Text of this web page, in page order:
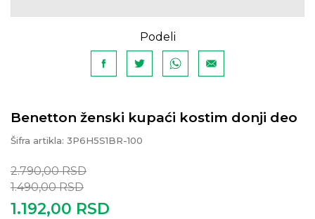
Podeli
Benetton ženski kupaći kostim donji deo
Šifra artikla: 3P6H5S1BR-100
2.790,00 RSD
1.490,00 RSD
1.192,00 RSD